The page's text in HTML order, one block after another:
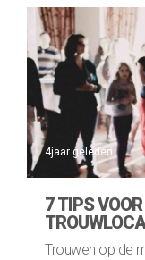
4jaar geleden
7 TIPS
Trouwen op de